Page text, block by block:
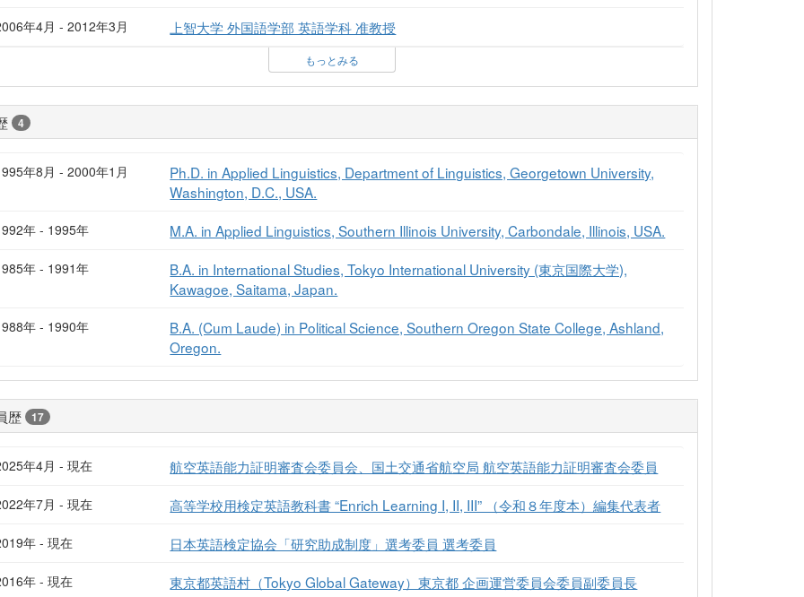
年4月 - 2012年3月 上智大学 外国語学部 英語学科 准教授
もっとみる
4
年8月 - 2000年1月
Ph.D. in Applied Linguistics, Department of Linguistics, Georgetown University,
Washington, D.C., USA.
年 - 1995年 M.A. in Applied Linguistics, Southern Illinois University, Carbondale, Illinois, USA.
年 - 1991年
B.A. in International Studies, Tokyo International University (東京国際大学),
Kawagoe, Saitama, Japan.
年 - 1990年
B.A. (Cum Laude) in Political Science, Southern Oregon State College, Ashland,
Oregon.
歴 17
年4月 - 現在 航空英語能力証明審査会委員会、国土交通省航空局 航空英語能力証明審査会委員
年7月 - 現在 高等学校用検定英語教科書 “Enrich Learning I, II, III” （令和８年度本）編集代表者
年 - 現在 日本英語検定協会「研究助成制度」選考委員 選考委員
年 - 現在 東京都英語村（Tokyo Global Gateway）東京都 企画運営委員会委員副委員長